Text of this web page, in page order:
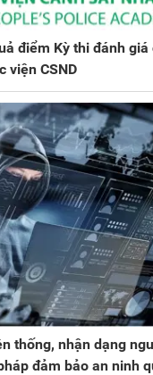
điểm Kỳ thi đánh giá
viện CSND
thống, nhận dạng
đảm bảo an ninh